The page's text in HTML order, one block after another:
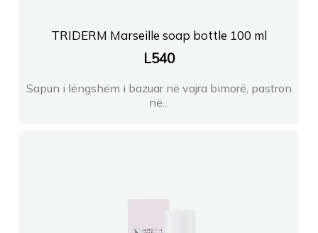
TRIDERM Marseille soap bottle 100 ml
L540
Sapun i lëngshëm i bazuar në vajra bimorë, pastron
në...